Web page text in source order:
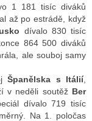
1 181 tisíc diváků
až po estrádě, když
dívalo 830 tisíc
864 500 diváků
ale souboj samy
Španělska s Itálií,
v neděli soutěž Ber
dívalo 719 tisíc
Na 1. poločas